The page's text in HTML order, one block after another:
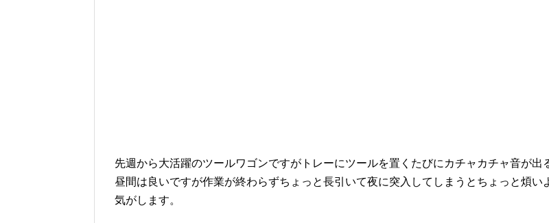
先週から大活躍のツールワゴンですがトレーにツールを置くたびにカチャカチャ音が出
昼間は良いですが作業が終わらずちょっと長引いて夜に突入してしまうとちょっと煩い
気がします。